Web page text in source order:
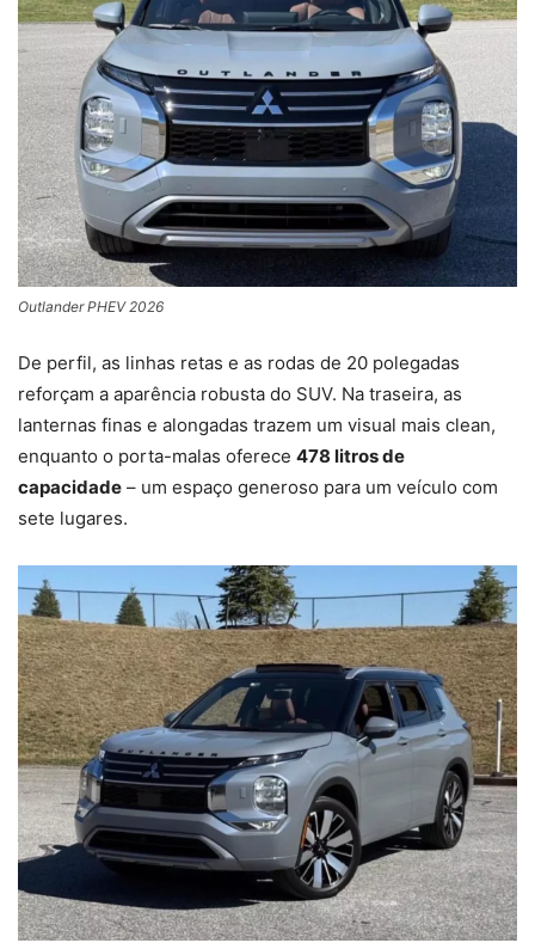
Outlander PHEV 2026
De perfil, as linhas retas e as rodas de 20 polegadas
reforçam a aparência robusta do SUV. Na traseira, as
lanternas finas e alongadas trazem um visual mais clean,
enquanto o porta-malas oferece 478 litros de
capacidade – um espaço generoso para um veículo com
sete lugares.